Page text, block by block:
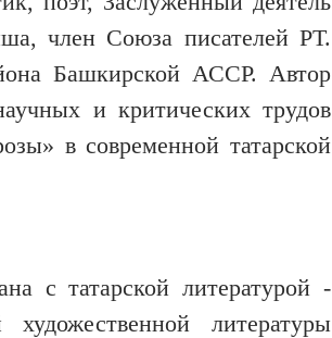
член Союза писателей РТ.
Башкирской АССР. Автор
и критических трудов
в современной татарской
с татарской литературой -
литературы